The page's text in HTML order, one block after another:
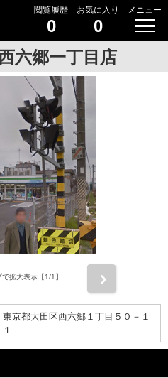
閲覧履歴
0
お気に入り
0
メニュー
六郷一丁目店
で拡大表示【1/1】
東京都大田区西六郷１丁目５０－１
１